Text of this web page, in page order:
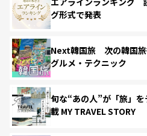
グ形式で発表
Next韓国旅 次の韓国旅
グルメ・テクニック
旬な“あの人”が「旅」
載 MY TRAVEL STORY